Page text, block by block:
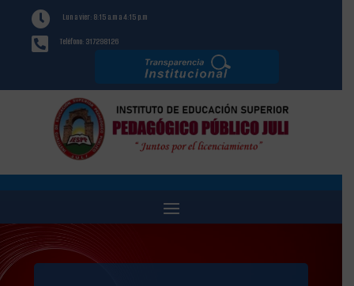
 Lun a vier: 8:15 a.m a 4:15 p.m
 Teléfono: 317298126